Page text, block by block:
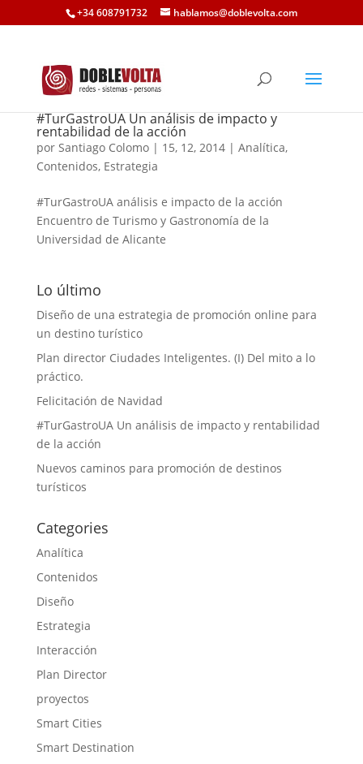
+34 608791732 hablamos@doblevolta.com
#TurGastroUA Un análisis de impacto y
rentabilidad de la acción
por Santiago Colomo| 15, 12, 2014| Analítica,
Contenidos, Estrategia
#TurGastroUA análisis e impacto de la acción
Encuentro de Turismo y Gastronomía de la
Universidad de Alicante
Lo último
Diseño de una estrategia de promoción online para
un destino turístico
Plan director Ciudades Inteligentes. (I) Del mito a lo
práctico.
Felicitación de Navidad
#TurGastroUA Un análisis de impacto y rentabilidad
de la acción
Nuevos caminos para promoción de destinos
turísticos
Categories
Analítica
Contenidos
Diseño
Estrategia
Interacción
Plan Director
proyectos
Smart Cities
Smart Destination